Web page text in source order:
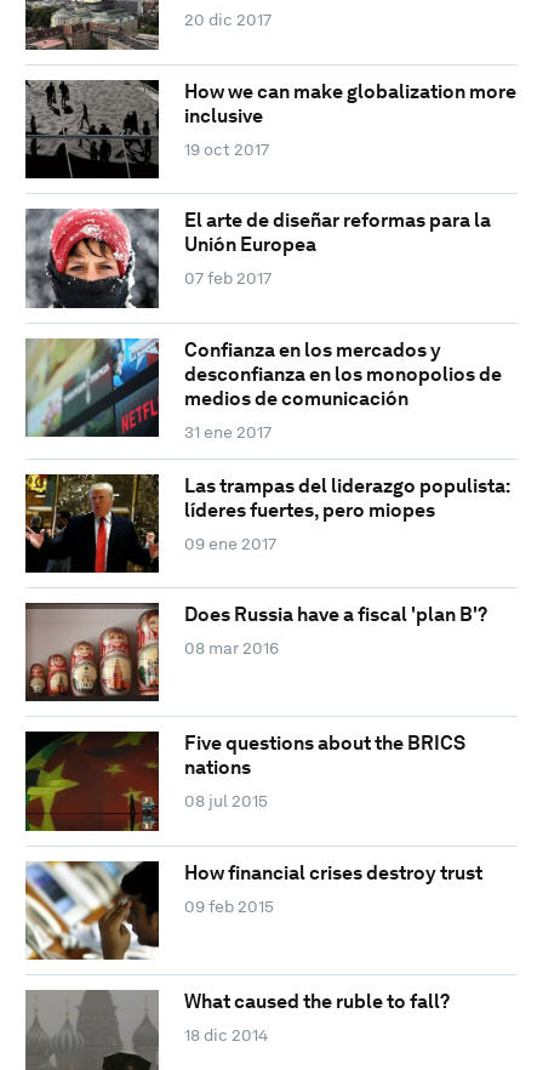
20 dic 2017
How we can make globalization more
inclusive
19 oct 2017
El arte de diseñar reformas para la
Unión Europea
07 feb 2017
Confianza en los mercados y
desconfianza en los monopolios de
medios de comunicación
31 ene 2017
Las trampas del liderazgo populista:
líderes fuertes, pero miopes
09 ene 2017
Does Russia have a fiscal 'plan B'?
08 mar 2016
Five questions about the BRICS
nations
08 jul 2015
How financial crises destroy trust
09 feb 2015
What caused the ruble to fall?
18 dic 2014